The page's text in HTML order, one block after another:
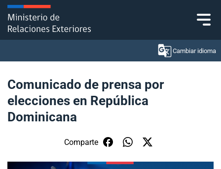
Click acá para ir directamente al contenido
Cambiar idioma
Ministerio
Política Exterior
Embajadas y consulados
Comunicado de prensa por
elecciones en República
Dominicana
Comparte